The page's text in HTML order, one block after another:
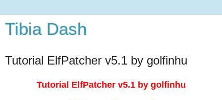
Tibia Dash
Tutorial ElfPatcher v5.1 by golfinhu
Tutorial ElfPatcher v5.1 by golfinhu